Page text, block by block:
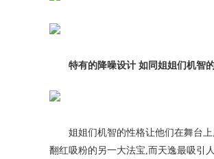
特有的降噪设计 如同姐姐们机智
姐姐们机智的性格让他们在舞台
翻红吸粉的另一大法宝,而天逸最吸引